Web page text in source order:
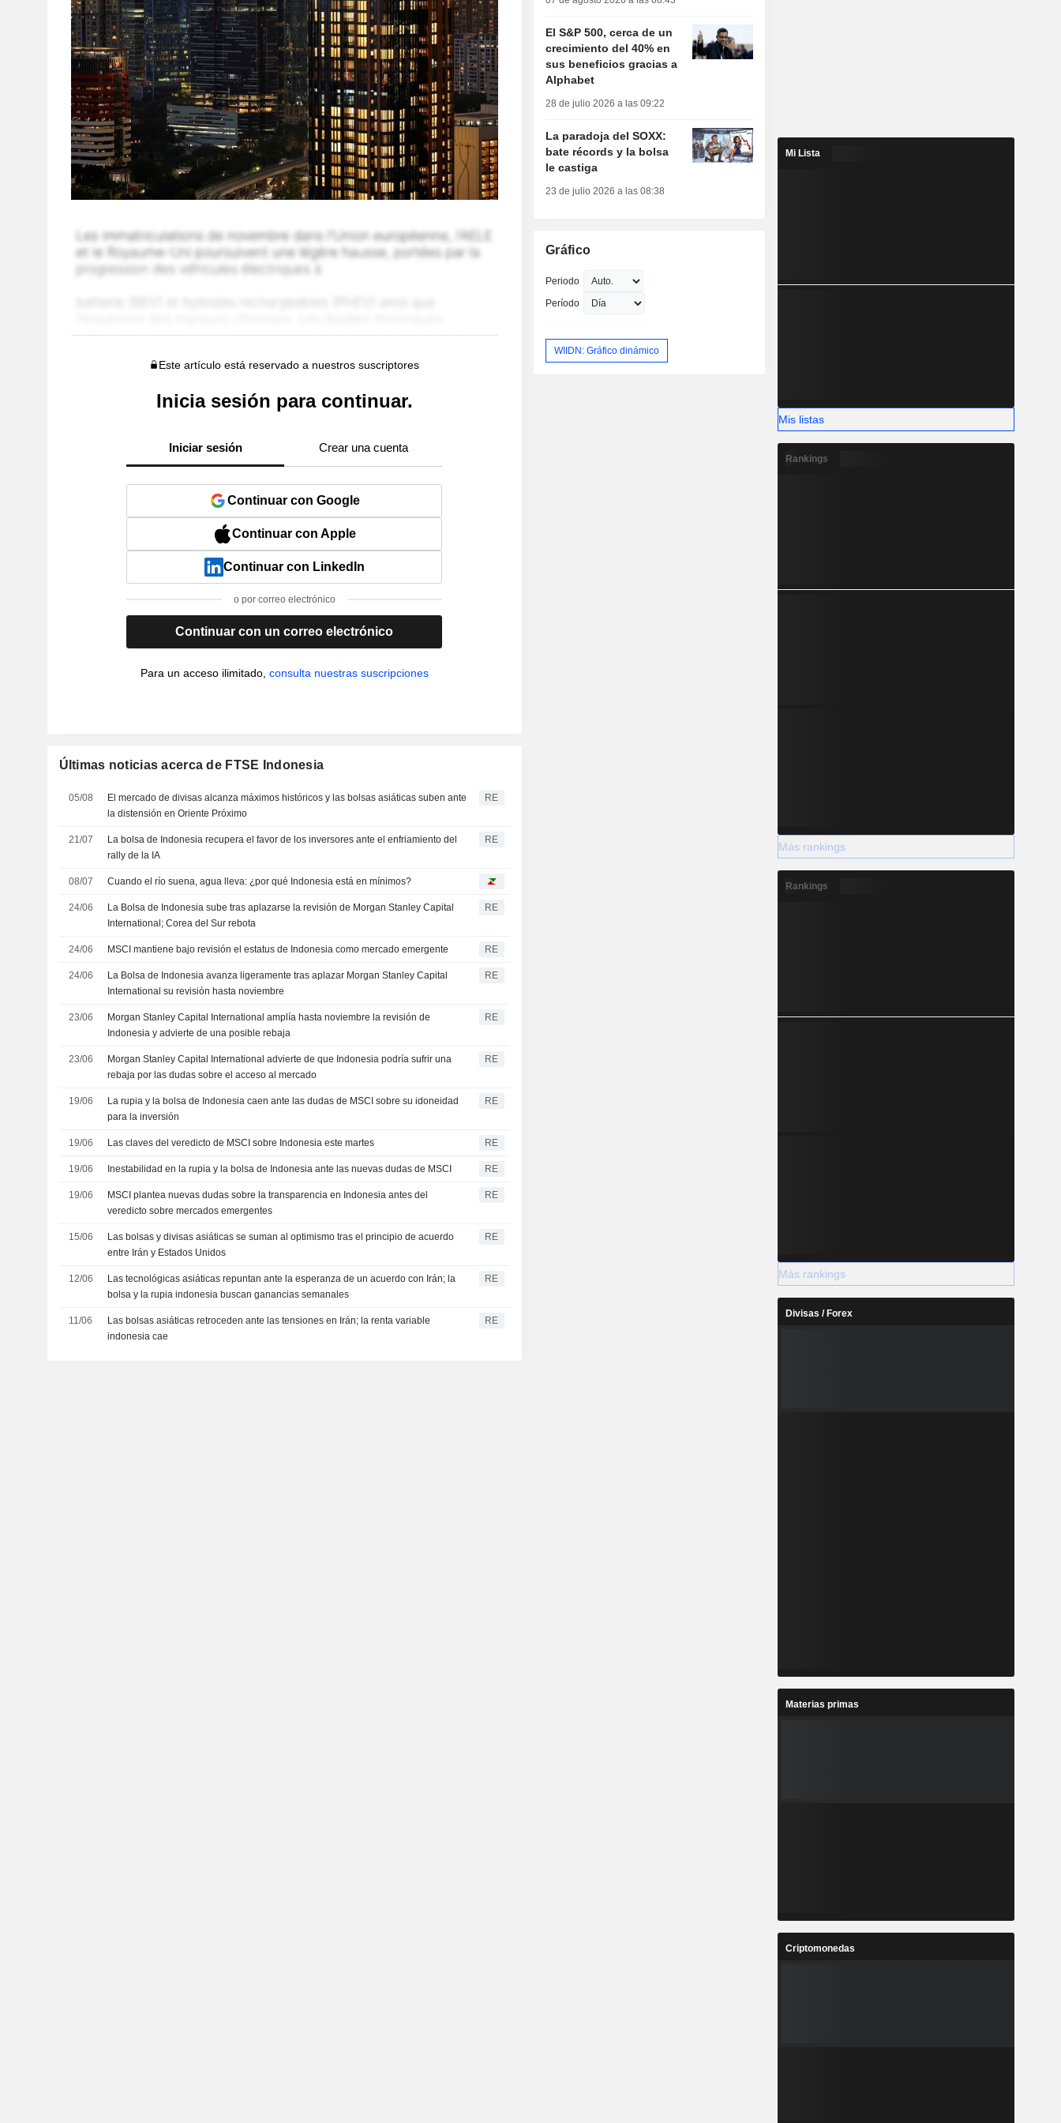
Este artículo está reservado a nuestros suscriptores
Inicia sesión para continuar.
Iniciar sesión Crear una cuenta
Continuar con Google
Continuar con Apple
Continuar con LinkedIn
o por correo electrónico
Continuar con un correo electrónico
Para un acceso ilimitado, consulta nuestras suscripciones
Últimas noticias acerca de FTSE Indonesia
05/08
El mercado de divisas alcanza máximos históricos y las bolsas asiáticas suben ante
la distensión en Oriente Próximo
RE
21/07
La bolsa de Indonesia recupera el favor de los inversores ante el enfriamiento del
rally de la IA
RE
08/07 Cuando el río suena, agua lleva: ¿por qué Indonesia está en mínimos?
24/06
La Bolsa de Indonesia sube tras aplazarse la revisión de Morgan Stanley Capital
International; Corea del Sur rebota
RE
24/06 MSCI mantiene bajo revisión el estatus de Indonesia como mercado emergente RE
24/06
La Bolsa de Indonesia avanza ligeramente tras aplazar Morgan Stanley Capital
International su revisión hasta noviembre
RE
23/06
Morgan Stanley Capital International amplía hasta noviembre la revisión de
Indonesia y advierte de una posible rebaja
RE
23/06
Morgan Stanley Capital International advierte de que Indonesia podría sufrir una
rebaja por las dudas sobre el acceso al mercado
RE
19/06
La rupia y la bolsa de Indonesia caen ante las dudas de MSCI sobre su idoneidad
para la inversión
RE
19/06 Las claves del veredicto de MSCI sobre Indonesia este martes RE
19/06 Inestabilidad en la rupia y la bolsa de Indonesia ante las nuevas dudas de MSCI RE
19/06
MSCI plantea nuevas dudas sobre la transparencia en Indonesia antes del
veredicto sobre mercados emergentes
RE
15/06
Las bolsas y divisas asiáticas se suman al optimismo tras el principio de acuerdo
entre Irán y Estados Unidos
RE
12/06
Las tecnológicas asiáticas repuntan ante la esperanza de un acuerdo con Irán; la
bolsa y la rupia indonesia buscan ganancias semanales
RE
11/06
Las bolsas asiáticas retroceden ante las tensiones en Irán; la renta variable
indonesia cae
RE
El S&P 500, cerca de un
crecimiento del 40% en
sus beneficios gracias a
Alphabet
28 de julio 2026 a las 09:22
La paradoja del SOXX:
bate récords y la bolsa
le castiga
23 de julio 2026 a las 08:38
Gráfico
Periodo
Período
WIIDN: Gráfico dinámico
Mi Lista
Mis listas
Rankings
Más rankings
Rankings
Más rankings
Divisas / Forex
Materias primas
Criptomonedas